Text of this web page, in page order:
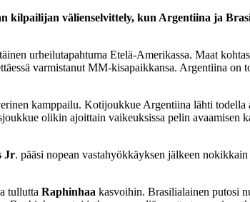
välienselvittely, kun Argentiina ja
urheilutapahtuma Etelä-Amerikassa. Maat
varmistanut MM-kisapaikkansa. Argentiina on
kamppailu. Kotijoukkue Argentiina lähti
olikin ajoittain vaikeuksissa pelin avaamisen
Jr. pääsi nopean vastahyökkäyksen jälkeen
tullutta Raphinhaa kasvoihin. Brasilialainen putosi